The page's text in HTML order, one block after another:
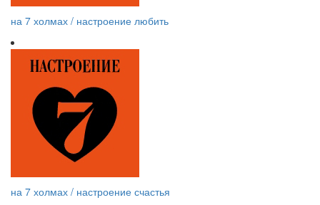
на 7 холмах / настроение любить
на 7 холмах / настроение счастья